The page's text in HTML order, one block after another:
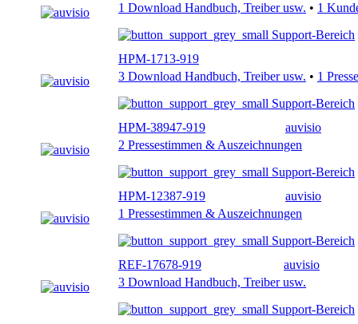
1 Download Handbuch, Treiber usw. • 1
Support-Bereich
HPM-1713-919
3 Download Handbuch, Treiber usw. • 1
Support-Bereich
HPM-38947-919
auvisio
2 Pressestimmen & Auszeichnungen
Support-Bereich
HPM-12387-919
auvisio
1 Pressestimmen & Auszeichnungen
Support-Bereich
REF-17678-919
auvisio
3 Download Handbuch, Treiber usw.
Support-Bereich